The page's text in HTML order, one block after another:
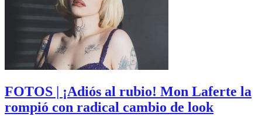
FOTOS | ¡Adiós al rubio! Mon Laferte la
rompió con radical cambio de look